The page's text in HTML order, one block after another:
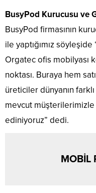
BusyPod Kurucusu ve
BusyPod firmasının
ile yaptığımız
Orgatec ofis mobilyası
noktası. Buraya hem
üreticiler dünyanın
mevcut
ediniyoruz” dedi.
MOBİL